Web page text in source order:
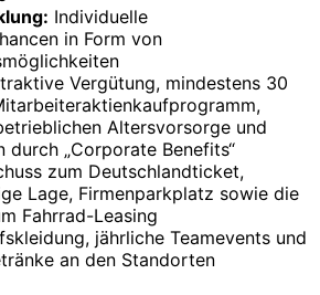
Individuelle
in Form von
Vergütung, mindestens 30
Altersvorsorge und
durch „Corporate Benefits“
zum Deutschlandticket,
Lage, Firmenparkplatz sowie die
Fahrrad-Leasing
jährliche Teamevents und
an den Standorten